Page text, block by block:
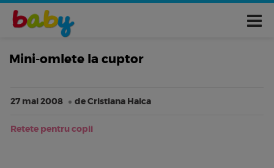
Mini-omlete la cuptor
27 mai 2008 de Cristiana Haica
Retete pentru copii